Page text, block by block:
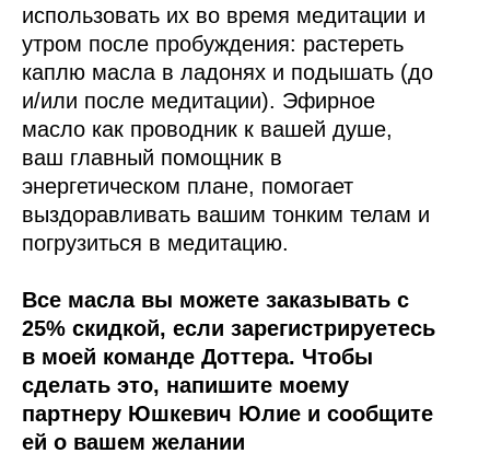
использовать их во время медитации и
утром после пробуждения: растереть
каплю масла в ладонях и подышать (до
и/или после медитации). Эфирное
масло как проводник к вашей душе,
ваш главный помощник в
энергетическом плане, помогает
выздоравливать вашим тонким телам и
погрузиться в медитацию.
Все масла вы можете заказывать с
25% скидкой, если зарегистрируетесь
в моей команде Доттера. Чтобы
сделать это, напишите моему
партнеру Юшкевич Юлие и сообщите
ей о вашем желании